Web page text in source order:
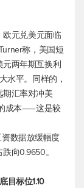
欧元兑美元面临
称，美国短
两年期互换利
水平。同样的，
期汇率对冲美
成本——这是较
数据放缓幅度
向0.9650。
目标位1.10